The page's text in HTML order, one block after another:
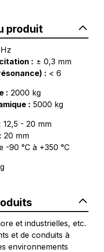
produit
: ± 0,3 mm
: < 6
: 2000 kg
: 5000 kg
12,5 - 20 mm
20 mm
-90 °C à +350 °C
et industrielles, etc.
et de conduits à
environnements